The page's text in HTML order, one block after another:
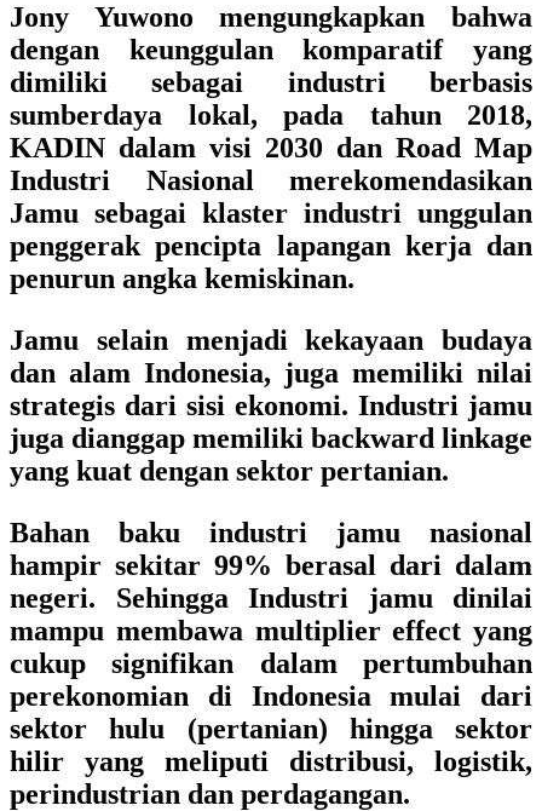
Jony Yuwono mengungkapkan bahwa
dengan keunggulan komparatif yang
dimiliki sebagai industri berbasis
sumberdaya lokal, pada tahun 2018,
KADIN dalam visi 2030 dan Road Map
Industri Nasional merekomendasikan
Jamu sebagai klaster industri unggulan
penggerak pencipta lapangan kerja dan
penurun angka kemiskinan.
Jamu selain menjadi kekayaan budaya
dan alam Indonesia, juga memiliki nilai
strategis dari sisi ekonomi. Industri jamu
juga dianggap memiliki backward linkage
yang kuat dengan sektor pertanian.
Bahan baku industri jamu nasional
hampir sekitar 99% berasal dari dalam
negeri. Sehingga Industri jamu dinilai
mampu membawa multiplier effect yang
cukup signifikan dalam pertumbuhan
perekonomian di Indonesia mulai dari
sektor hulu (pertanian) hingga sektor
hilir yang meliputi distribusi, logistik,
perindustrian dan perdagangan.